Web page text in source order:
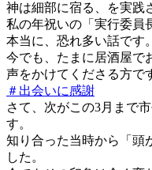
神は細部に宿る、を実践
私の年祝いの「実行委員
本当に、恐れ多い話です。
今でも、たまに居酒屋で
声をかけてくださる方で
＃出会いに感謝
さて、次がこの3月まで
す。
知り合った当時から「頭
した。